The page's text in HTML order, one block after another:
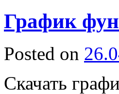
График
Posted on
Скачать